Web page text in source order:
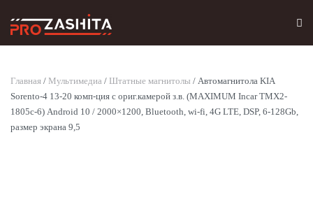
Skip to main content
Главная / Мультимедиа / Штатные магнитолы / Автомагнитола KIA
Sorento-4 13-20 комп-ция с ориг.камерой з.в. (MAXIMUM Incar TMX2-
1805c-6) Android 10 / 2000×1200, Bluetooth, wi-fi, 4G LTE, DSP, 6-128Gb,
размер экрана 9,5